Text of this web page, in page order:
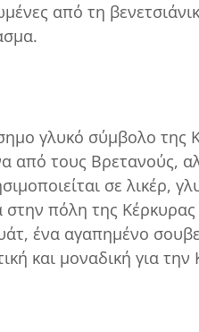
από τη
γλυκό σύμβολο της
από τους Βρετανούς,
σε λικέρ,
στην πόλη της
ένα αγαπημένο
και μοναδική για την